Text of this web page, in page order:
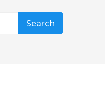
Search